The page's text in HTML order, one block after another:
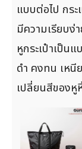
แบบต่อไป กร
มีความเรียบง่
หูกระเป๋าเป็น
ดำ คงทน เหนี
เปลี่ยนสีของหู